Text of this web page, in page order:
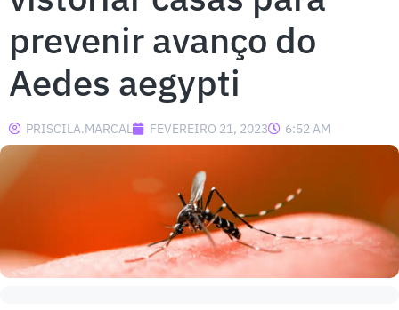
prevenir avanço do
Aedes aegypti
PRISCILA.MARCAL FEVEREIRO 21, 2023 6:52 AM